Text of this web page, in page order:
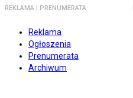
REKLAMA I PRENUMERATA
Reklama
Ogłoszenia
Prenumerata
Archiwum